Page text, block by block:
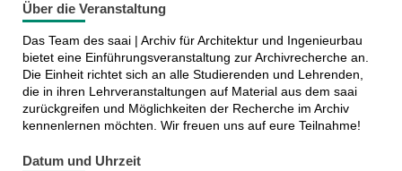
Über die Veranstaltung
Das Team des saai | Archiv für Architektur und Ingenieurbau
bietet eine Einführungsveranstaltung zur Archivrecherche an.
Die Einheit richtet sich an alle Studierenden und Lehrenden,
die in ihren Lehrveranstaltungen auf Material aus dem saai
zurückgreifen und Möglichkeiten der Recherche im Archiv
kennenlernen möchten. Wir freuen uns auf eure Teilnahme!
Datum und Uhrzeit